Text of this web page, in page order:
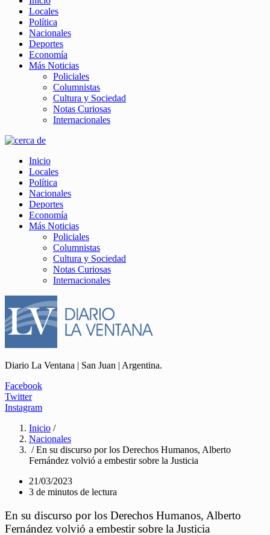
Locales
Política
Nacionales
Deportes
Economía
Más Noticias
Policiales
Columnistas
Cultura y Sociedad
Notas Curiosas
Internacionales
Inicio
Locales
Política
Nacionales
Deportes
Economía
Más Noticias
Policiales
Columnistas
Cultura y Sociedad
Notas Curiosas
Internacionales
Diario La Ventana | San Juan | Argentina.
Facebook
Twitter
Instagram
Inicio /
Nacionales
/ En su discurso por los Derechos Humanos, Alberto
Fernández volvió a embestir sobre la Justicia
21/03/2023
3 de minutos de lectura
En su discurso por los Derechos Humanos, Alberto
Fernández volvió a embestir sobre la Justicia